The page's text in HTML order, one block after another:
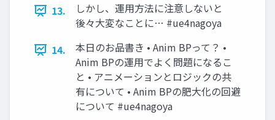
13.
しかし、運用方法に注意しないと
後々大変なことに… #ue4nagoya
14.
本日のお品書き • Anim BPって？ •
Anim BPの運用でよく問題になるこ
と • アニメーションとロジックの共
有について • Anim BPの肥大化の回避
について #ue4nagoya